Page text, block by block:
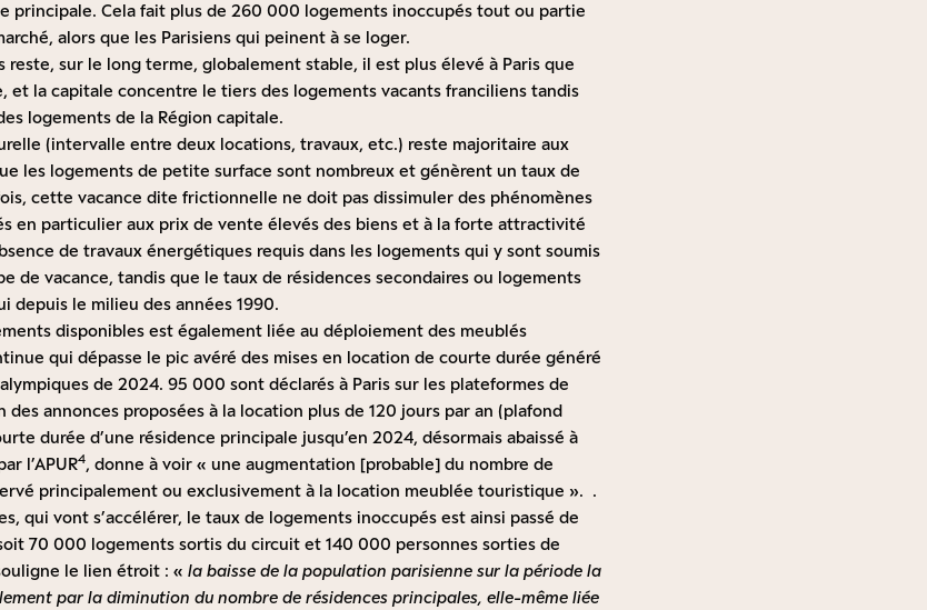
principale. Cela fait plus de 260 000 logements inoccupés tout ou partie
alors que les Parisiens qui peinent à se loger.
reste, sur le long terme, globalement stable, il est plus élevé à Paris que
et la capitale concentre le tiers des logements vacants franciliens tandis
logements de la Région capitale.
(intervalle entre deux locations, travaux, etc.) reste majoritaire aux
les logements de petite surface sont nombreux et génèrent un taux de
cette vacance dite frictionnelle ne doit pas dissimuler des phénomènes
en particulier aux prix de vente élevés des biens et à la forte attractivité
de travaux énergétiques requis dans les logements qui y sont soumis
de vacance, tandis que le taux de résidences secondaires ou logements
depuis le milieu des années 1990.
disponibles est également liée au déploiement des meublés
qui dépasse le pic avéré des mises en location de courte durée généré
de 2024. 95 000 sont déclarés à Paris sur les plateformes de
des annonces proposées à la location plus de 120 jours par an (plafond
durée d’une résidence principale jusqu’en 2024, désormais abaissé à
l’APUR4, donne à voir « une augmentation [probable] du nombre de
principalement ou exclusivement à la location meublée touristique ». .
qui vont s’accélérer, le taux de logements inoccupés est ainsi passé de
soit 70 000 logements sortis du circuit et 140 000 personnes sorties de
le lien étroit : « la baisse de la population parisienne sur la période la
par la diminution du nombre de résidences principales, elle-même liée